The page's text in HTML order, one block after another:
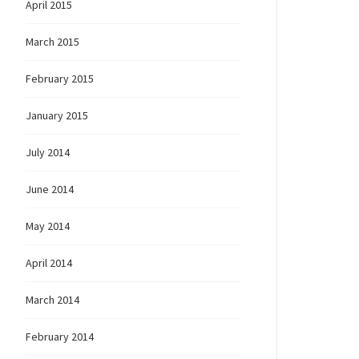
April 2015
March 2015
February 2015
January 2015
July 2014
June 2014
May 2014
April 2014
March 2014
February 2014